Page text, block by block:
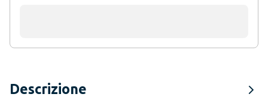
Descrizione